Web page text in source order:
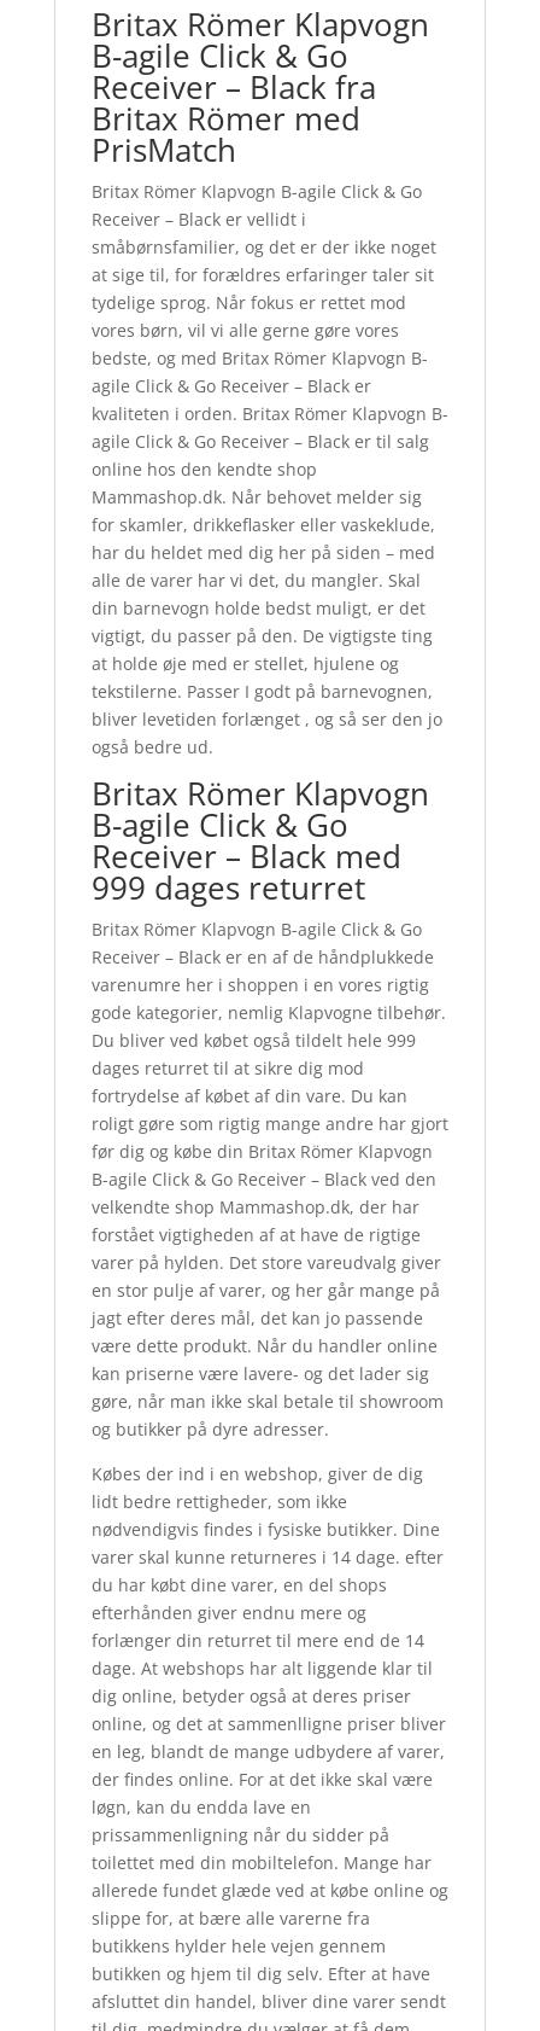
Britax Römer Klapvogn
B-agile Click & Go
Receiver – Black fra
Britax Römer med
PrisMatch
Britax Römer Klapvogn B-agile Click & Go
Receiver – Black er vellidt i
småbørnsfamilier, og det er der ikke noget
at sige til, for forældres erfaringer taler sit
tydelige sprog. Når fokus er rettet mod
vores børn, vil vi alle gerne gøre vores
bedste, og med Britax Römer Klapvogn B-
agile Click & Go Receiver – Black er
kvaliteten i orden. Britax Römer Klapvogn B-
agile Click & Go Receiver – Black er til salg
online hos den kendte shop
Mammashop.dk. Når behovet melder sig
for skamler, drikkeflasker eller vaskeklude,
har du heldet med dig her på siden – med
alle de varer har vi det, du mangler. Skal
din barnevogn holde bedst muligt, er det
vigtigt, du passer på den. De vigtigste ting
at holde øje med er stellet, hjulene og
tekstilerne. Passer I godt på barnevognen,
bliver levetiden forlænget , og så ser den jo
også bedre ud.
Britax Römer Klapvogn
B-agile Click & Go
Receiver – Black med
999 dages returret
Britax Römer Klapvogn B-agile Click & Go
Receiver – Black er en af de håndplukkede
varenumre her i shoppen i en vores rigtig
gode kategorier, nemlig Klapvogne tilbehør.
Du bliver ved købet også tildelt hele 999
dages returret til at sikre dig mod
fortrydelse af købet af din vare. Du kan
roligt gøre som rigtig mange andre har gjort
før dig og købe din Britax Römer Klapvogn
B-agile Click & Go Receiver – Black ved den
velkendte shop Mammashop.dk, der har
forstået vigtigheden af at have de rigtige
varer på hylden. Det store vareudvalg giver
en stor pulje af varer, og her går mange på
jagt efter deres mål, det kan jo passende
være dette produkt. Når du handler online
kan priserne være lavere- og det lader sig
gøre, når man ikke skal betale til showroom
og butikker på dyre adresser.
Købes der ind i en webshop, giver de dig
lidt bedre rettigheder, som ikke
nødvendigvis findes i fysiske butikker. Dine
varer skal kunne returneres i 14 dage. efter
du har købt dine varer, en del shops
efterhånden giver endnu mere og
forlænger din returret til mere end de 14
dage. At webshops har alt liggende klar til
dig online, betyder også at deres priser
online, og det at sammenlligne priser bliver
en leg, blandt de mange udbydere af varer,
der findes online. For at det ikke skal være
løgn, kan du endda lave en
prissammenligning når du sidder på
toilettet med din mobiltelefon. Mange har
allerede fundet glæde ved at købe online og
slippe for, at bære alle varerne fra
butikkens hylder hele vejen gennem
butikken og hjem til dig selv. Efter at have
afsluttet din handel, bliver dine varer sendt